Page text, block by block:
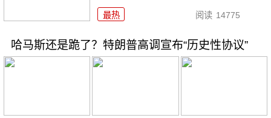
最热 阅读 14775
哈马斯还是跪了？特朗普高调宣布“历史性协议”